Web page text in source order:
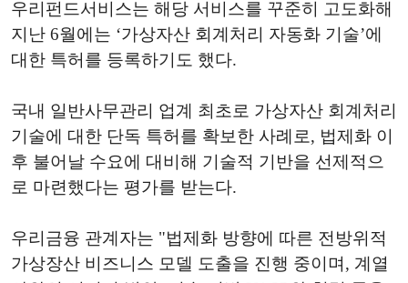
우리펀드서비스는 해당 서비스를 꾸준히 고도화해
지난 6월에는 ‘가상자산 회계처리 자동화 기술’에
대한 특허를 등록하기도 했다.
국내 일반사무관리 업계 최초로 가상자산 회계처리
기술에 대한 단독 특허를 확보한 사례로, 법제화 이
후 불어날 수요에 대비해 기술적 기반을 선제적으
로 마련했다는 평가를 받는다.
우리금융 관계자는 "법제화 방향에 따른 전방위적
가상장산 비즈니스 모델 도출을 진행 중이며, 계열